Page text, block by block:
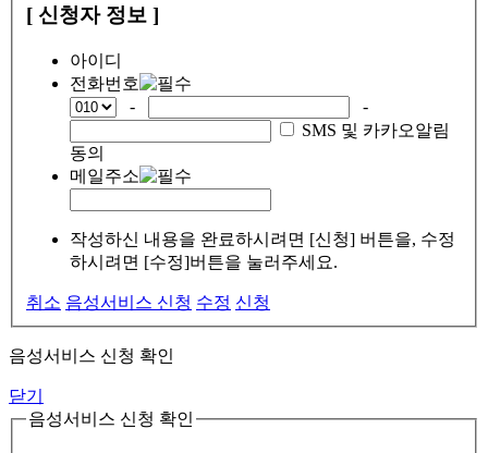
[ 신청자 정보 ]
아이디
전화번호
-
-
SMS 및 카카오알림
동의
메일주소
작성하신 내용을 완료하시려면 [신청] 버튼을, 수정
하시려면 [수정]버튼을 눌러주세요.
취소 음성서비스 신청 수정 신청
음성서비스 신청 확인
닫기
음성서비스 신청 확인